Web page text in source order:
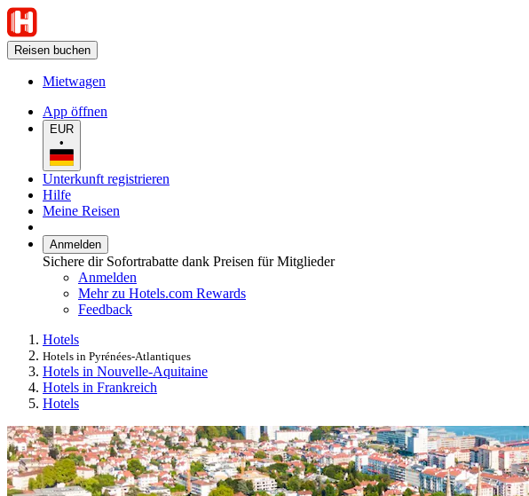
Reisen buchen
Mietwagen
App öffnen
EUR
•
Unterkunft registrieren
Hilfe
Meine Reisen
Anmelden
Sichere dir Sofortrabatte dank Preisen für Mitglieder
Anmelden
Mehr zu Hotels.com Rewards
Feedback
Hotels
Hotels in Pyrénées-Atlantiques
Hotels in Nouvelle-Aquitaine
Hotels in Frankreich
Hotels